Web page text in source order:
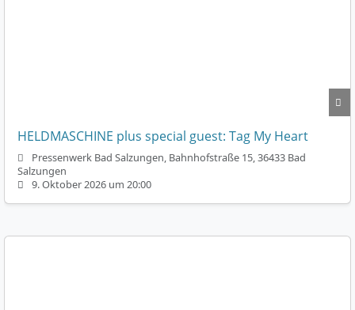
HELDMASCHINE plus special guest: Tag My Heart
Pressenwerk Bad Salzungen, Bahnhofstraße 15, 36433 Bad
Salzungen
9. Oktober 2026 um 20:00